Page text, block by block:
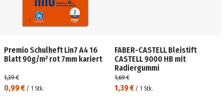
Premio Schulheft Lin7 A4 16
Blatt 90g/m² rot 7mm kariert
0,99 € / 1 Stk.
1,39 €
FABER-CASTELL Bleistift
CASTELL 9000 HB mit
Radiergummi
1,39 € / 1 Stk.
1,69 €